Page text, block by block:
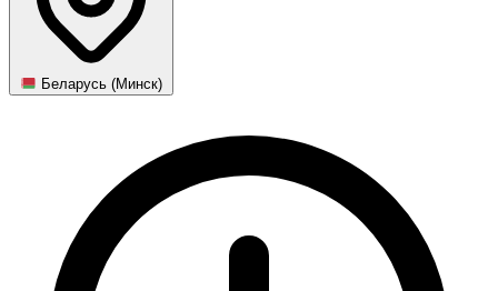
Беларусь (Минск)